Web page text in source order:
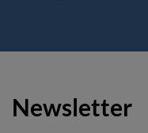
Newsletter